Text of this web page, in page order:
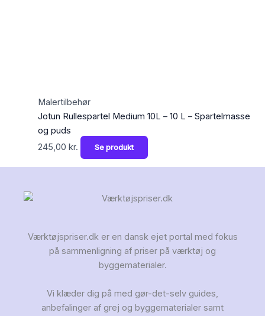
Malertilbehør
Jotun Rullespartel Medium 10L – 10 L – Spartelmasse
og puds
245,00 kr. Se produkt
Værktøjspriser.dk er en dansk ejet portal med fokus
på sammenligning af priser på værktøj og
byggematerialer.
Vi klæder dig på med gør-det-selv guides,
anbefalinger af grej og byggematerialer samt